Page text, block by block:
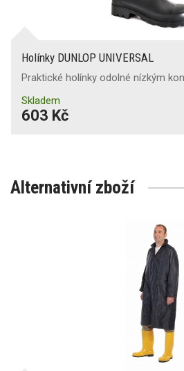
Holínky DUNLOP UNIVERSAL
Praktické holínky odolné nízkým
Skladem
603 Kč
Alternativní zboží